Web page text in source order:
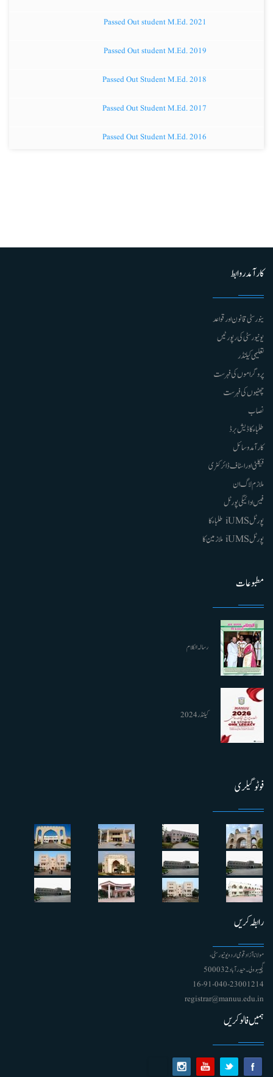
Passed Out student M.Ed. 2021
Passed Out student M.Ed. 2019
Passed Out Student M.Ed. 2018
Passed Out Student M.Ed. 2017
Passed Out Student M.Ed. 2016
کارآمد روابط
ینورسٹی قانون اور قواعد
یونیورسٹی کی رپورٹیں
تعلیمی کیلنڈر
پروگراموں کی فہرست
چھٹیوں کی فہرست
نصاب
طلباء کا ڈیش برڈ
کارآمد وسائل
فیکلٹی اور اسٹاف ڈائرکٹری
ملازم لاگ ان
فیس ادائیگی پورٹل
پورٹل iUMS طلباء کا
پورٹل iUMS ملازمین کا
مطبوعات
رسالہ الکلام
کیلنڈر 2024
فوٹو گیلری
رابطہ کریں
مولانا آزاد قومی اردو یونیورسٹی ،
گچیبوولی۔ حیدرآباد 500032
91-040-23001214 - 16
registrar@manuu.edu.in
ہمیں فالو کریں